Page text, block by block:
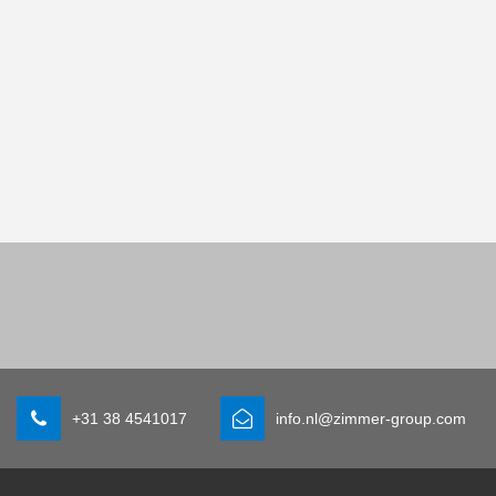
+31 38 4541017 info.nl@zimmer-group.com